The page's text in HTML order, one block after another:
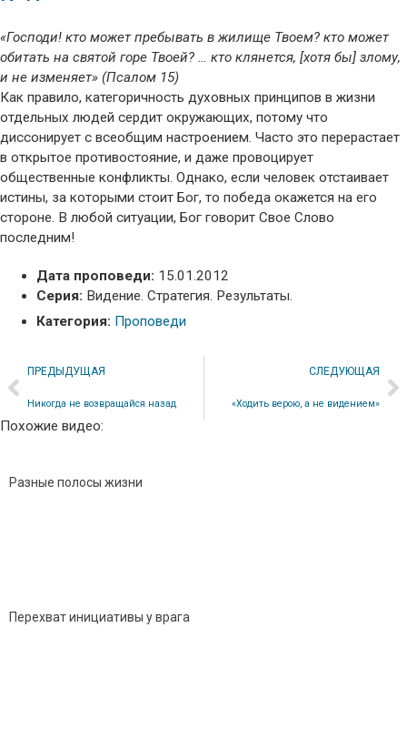
«Господи! кто может пребывать в жилище Твоем? кто может
обитать на святой горе Твоей? … кто клянется, [хотя бы] злому,
и не изменяет» (Псалом 15)
Как правило, категоричность духовных принципов в жизни
отдельных людей сердит окружающих, потому что
диссонирует с всеобщим настроением. Часто это перерастает
в открытое противостояние, и даже провоцирует
общественные конфликты. Однако, если человек отстаивает
истины, за которыми стоит Бог, то победа окажется на его
стороне. В любой ситуации, Бог говорит Свое Слово
последним!
Дата проповеди: 15.01.2012
Серия: Видение. Стратегия. Результаты.
Категория: Проповеди
ПРЕДЫДУЩАЯ
Никогда не возвращайся назад
СЛЕДУЮЩАЯ
«Ходить верою, а не видением»
Похожие видео:
Разные полосы жизни
Перехват инициативы у врага